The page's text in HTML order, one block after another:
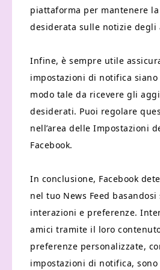
piattaforma per mantenere
desiderata sulle notizie degli
Infine, è sempre utile
impostazioni di notifica
modo tale da ricevere gli
desiderati. Puoi regolare
nell’area delle Impostazioni
Facebook.
In conclusione, Facebook
nel tuo News Feed
interazioni e preferenze.
amici tramite il loro
preferenze personalizzate,
impostazioni di notifica,